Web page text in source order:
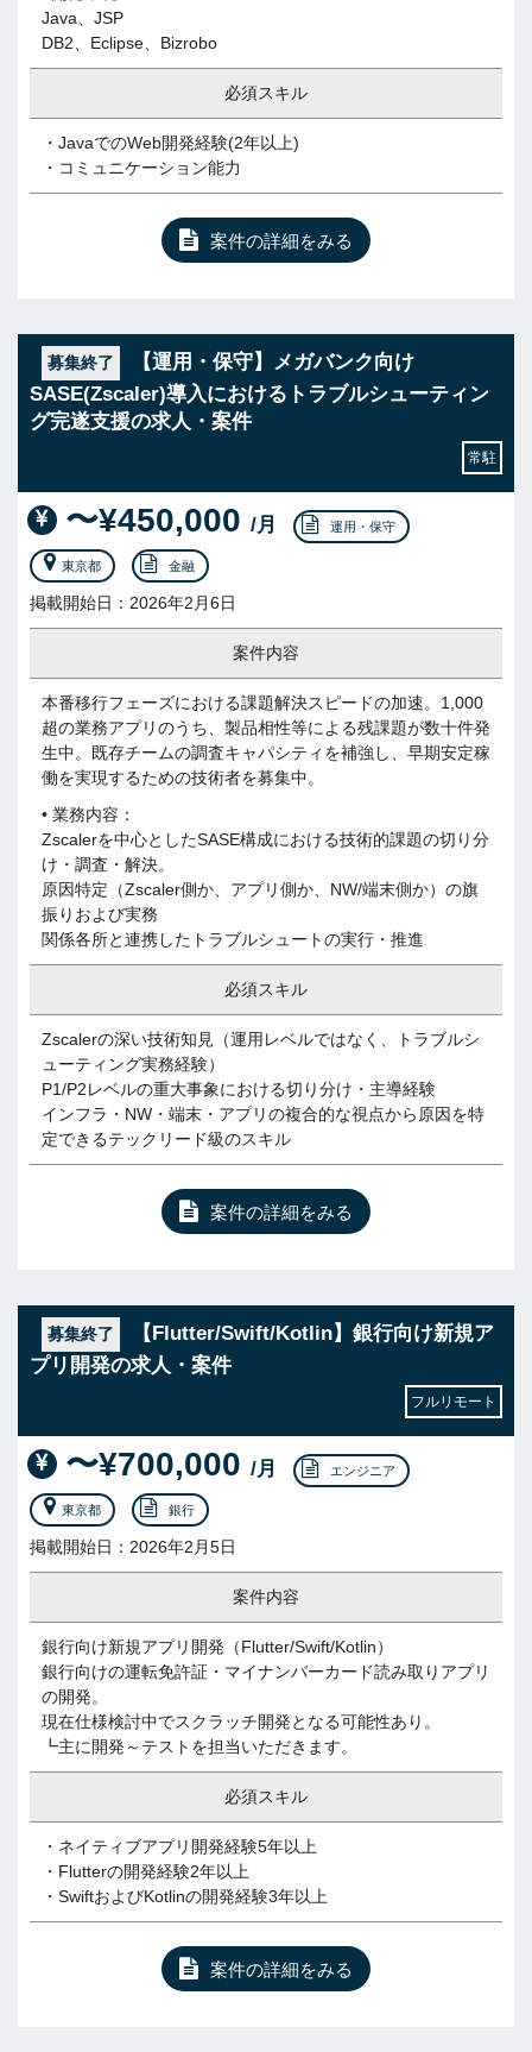
Java、JSP
DB2、Eclipse、Bizrobo
必須スキル
・JavaでのWeb開発経験(2年以上)
・コミュニケーション能力
案件の詳細をみる
募集終了
【運用・保守】メガバンク向け
SASE(Zscaler)導入におけるトラブルシューティン
グ完遂支援の求人・案件
常駐
〜¥450,000 /月 運用・保守
東京都 金融
掲載開始日：2026年2月6日
案件内容
本番移行フェーズにおける課題解決スピードの加速。1,000
超の業務アプリのうち、製品相性等による残課題が数十件発
生中。既存チームの調査キャパシティを補強し、早期安定稼
働を実現するための技術者を募集中。
• 業務内容：
Zscalerを中心としたSASE構成における技術的課題の切り分
け・調査・解決。
原因特定（Zscaler側か、アプリ側か、NW/端末側か）の旗
振りおよび実務
関係各所と連携したトラブルシュートの実行・推進
必須スキル
Zscalerの深い技術知見（運用レベルではなく、トラブルシ
ューティング実務経験）
P1/P2レベルの重大事象における切り分け・主導経験
インフラ・NW・端末・アプリの複合的な視点から原因を特
定できるテックリード級のスキル
案件の詳細をみる
募集終了
【Flutter/Swift/Kotlin】銀行向け新規ア
プリ開発の求人・案件
フルリモート
〜¥700,000 /月 エンジニア
東京都 銀行
掲載開始日：2026年2月5日
案件内容
銀行向け新規アプリ開発（Flutter/Swift/Kotlin）
銀行向けの運転免許証・マイナンバーカード読み取りアプリ
の開発。
現在仕様検討中でスクラッチ開発となる可能性あり。
┗主に開発～テストを担当いただきます。
必須スキル
・ネイティブアプリ開発経験5年以上
・Flutterの開発経験2年以上
・SwiftおよびKotlinの開発経験3年以上
案件の詳細をみる